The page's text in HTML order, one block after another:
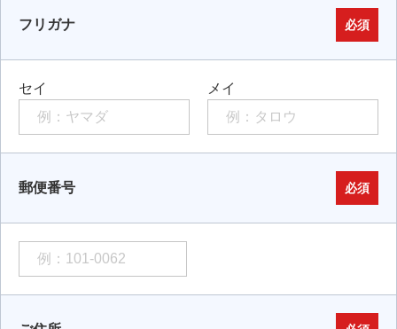
フリガナ 必須
セイ メイ
郵便番号 必須